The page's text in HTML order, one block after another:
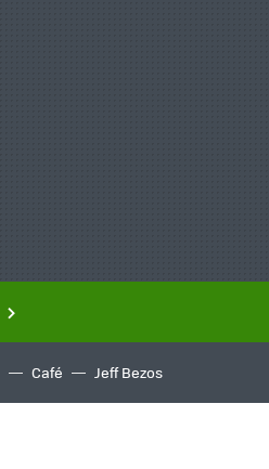
Café Jeff Bezos